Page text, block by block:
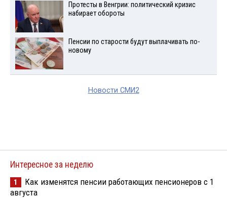
Протесты в Венгрии: политический кризис
набирает обороты
Пенсии по старости будут выплачивать по-
новому
Новости СМИ2
Интересное за неделю
1
Как изменятся пенсии работающих пенсионеров с 1
августа